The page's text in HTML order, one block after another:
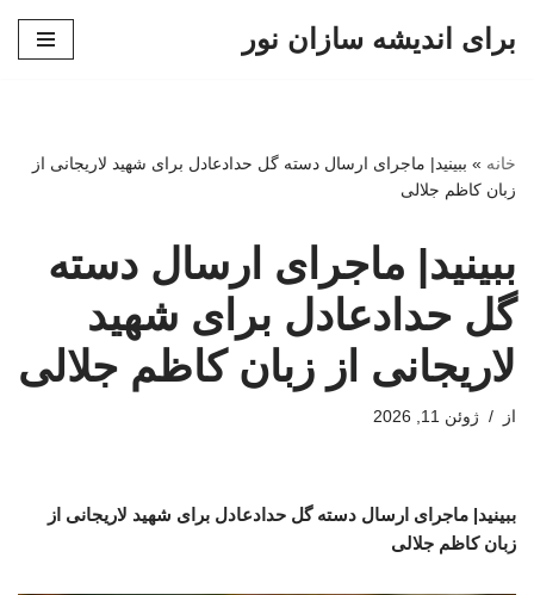
برای اندیشه سازان نور
خانه » ببینید| ماجرای ارسال دسته گل حدادعادل برای شهید لاریجانی از
زبان کاظم جلالی
ببینید| ماجرای ارسال دسته
گل حدادعادل برای شهید
لاریجانی از زبان کاظم جلالی
از ژوئن 11, 2026
ببینید| ماجرای ارسال دسته گل حدادعادل برای شهید لاریجانی از
زبان کاظم جلالی